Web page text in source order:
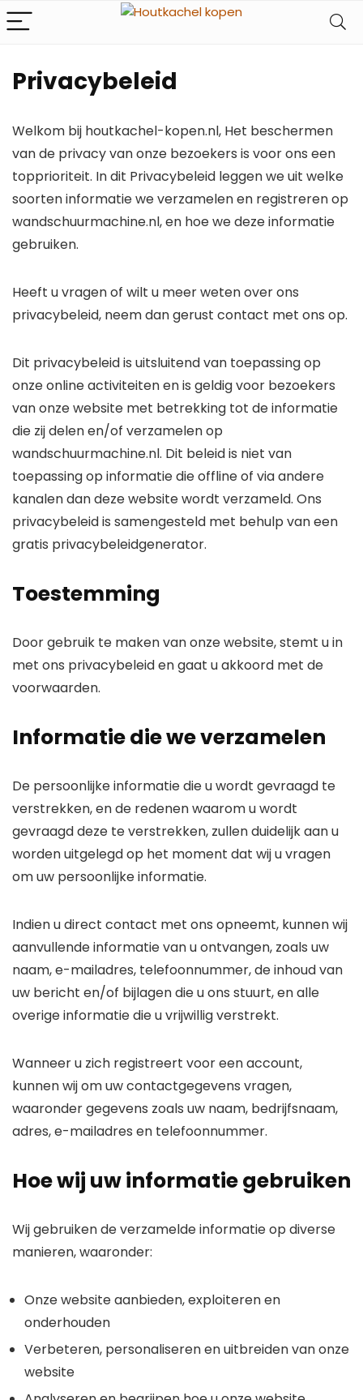
Privacybeleid
Welkom bij houtkachel-kopen.nl, Het beschermen
van de privacy van onze bezoekers is voor ons een
topprioriteit. In dit Privacybeleid leggen we uit welke
soorten informatie we verzamelen en registreren op
wandschuurmachine.nl, en hoe we deze informatie
gebruiken.
Heeft u vragen of wilt u meer weten over ons
privacybeleid, neem dan gerust contact met ons op.
Dit privacybeleid is uitsluitend van toepassing op
onze online activiteiten en is geldig voor bezoekers
van onze website met betrekking tot de informatie
die zij delen en/of verzamelen op
wandschuurmachine.nl. Dit beleid is niet van
toepassing op informatie die offline of via andere
kanalen dan deze website wordt verzameld. Ons
privacybeleid is samengesteld met behulp van een
gratis privacybeleidgenerator.
Toestemming
Door gebruik te maken van onze website, stemt u in
met ons privacybeleid en gaat u akkoord met de
voorwaarden.
Informatie die we verzamelen
De persoonlijke informatie die u wordt gevraagd te
verstrekken, en de redenen waarom u wordt
gevraagd deze te verstrekken, zullen duidelijk aan u
worden uitgelegd op het moment dat wij u vragen
om uw persoonlijke informatie.
Indien u direct contact met ons opneemt, kunnen wij
aanvullende informatie van u ontvangen, zoals uw
naam, e-mailadres, telefoonnummer, de inhoud van
uw bericht en/of bijlagen die u ons stuurt, en alle
overige informatie die u vrijwillig verstrekt.
Wanneer u zich registreert voor een account,
kunnen wij om uw contactgegevens vragen,
waaronder gegevens zoals uw naam, bedrijfsnaam,
adres, e-mailadres en telefoonnummer.
Hoe wij uw informatie gebruiken
Wij gebruiken de verzamelde informatie op diverse
manieren, waaronder:
Onze website aanbieden, exploiteren en
onderhouden
Verbeteren, personaliseren en uitbreiden van onze
website